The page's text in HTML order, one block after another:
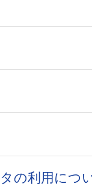
の利用につ